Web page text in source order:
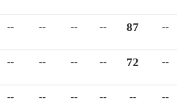
-- -- -- -- 87 --
-- -- -- -- 72 --
-- -- -- -- -- --